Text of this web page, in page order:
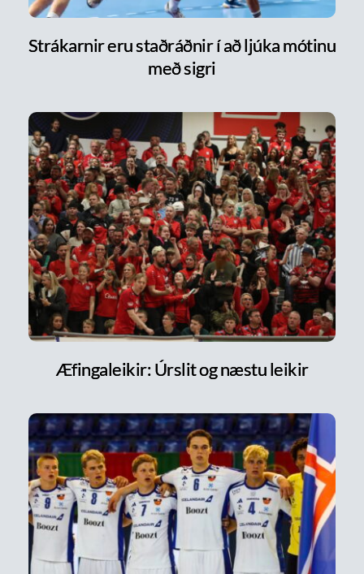
Strákarnir eru staðráðnir í að ljúka mótinu
með sigri
Æfingaleikir: Úrslit og næstu leikir